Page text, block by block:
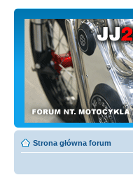
Strona główna forum